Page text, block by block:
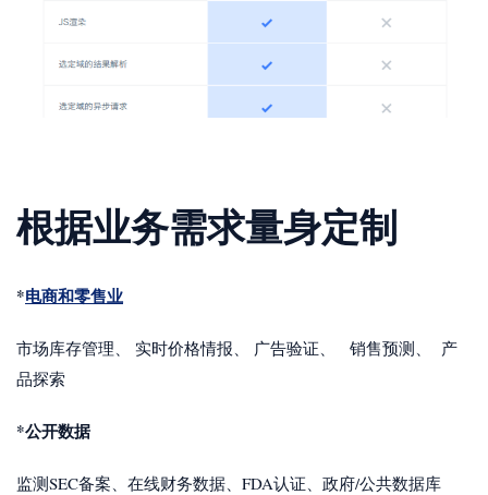
根据业务需求量身定制
*电商和零售业
市场库存管理、 实时价格情报、 广告验证、 销售预测、 产
品探索
*公开数据
监测SEC备案、在线财务数据、FDA认证、政府/公共数据库